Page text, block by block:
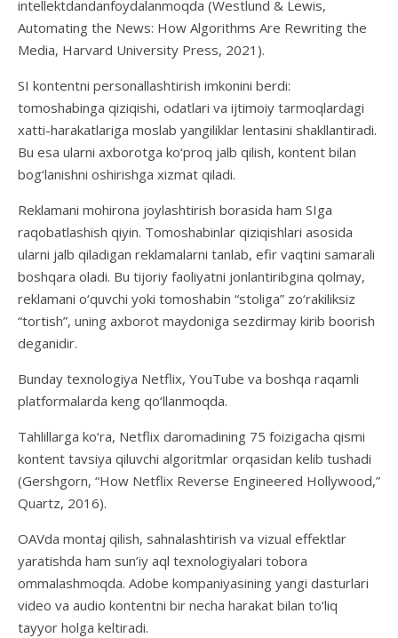
intellektdandanfoydalanmoqda (Westlund & Lewis,
Automating the News: How Algorithms Are Rewriting the
Media, Harvard University Press, 2021).
SI kontentni personallashtirish imkonini berdi:
tomoshabinga qiziqishi, odatlari va ijtimoiy tarmoqlardagi
xatti-harakatlariga moslab yangiliklar lentasini shakllantiradi.
Bu esa ularni axborotga ko‘proq jalb qilish, kontent bilan
bog‘lanishni oshirishga xizmat qiladi.
Reklamani mohirona joylashtirish borasida ham SIga
raqobatlashish qiyin. Tomoshabinlar qiziqishlari asosida
ularni jalb qiladigan reklamalarni tanlab, efir vaqtini samarali
boshqara oladi. Bu tijoriy faoliyatni jonlantiribgina qolmay,
reklamani o‘quvchi yoki tomoshabin “stoliga” zo‘rakiliksiz
“tortish”, uning axborot maydoniga sezdirmay kirib boorish
deganidir.
Bunday texnologiya Netflix, YouTube va boshqa raqamli
platformalarda keng qo‘llanmoqda.
Tahlillarga ko‘ra, Netflix daromadining 75 foizigacha qismi
kontent tavsiya qiluvchi algoritmlar orqasidan kelib tushadi
(Gershgorn, “How Netflix Reverse Engineered Hollywood,”
Quartz, 2016).
OAVda montaj qilish, sahnalashtirish va vizual effektlar
yaratishda ham sun’iy aql texnologiyalari tobora
ommalashmoqda. Adobe kompaniyasining yangi dasturlari
video va audio kontentni bir necha harakat bilan to‘liq
tayyor holga keltiradi.